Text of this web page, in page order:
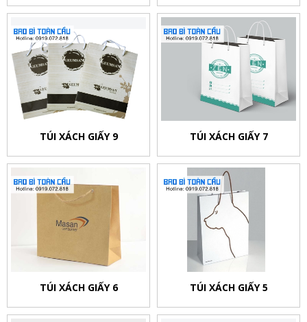
TÚI XÁCH GIẤY 9 TÚI XÁCH GIẤY 7
TÚI XÁCH GIẤY 6 TÚI XÁCH GIẤY 5